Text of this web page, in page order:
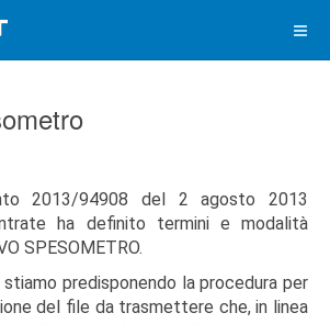
2013/94908 del 2 agosto 2013
ha definito termini e modalità
SPESOMETRO.
predisponendo la procedura per
del file da trasmettere che, in linea